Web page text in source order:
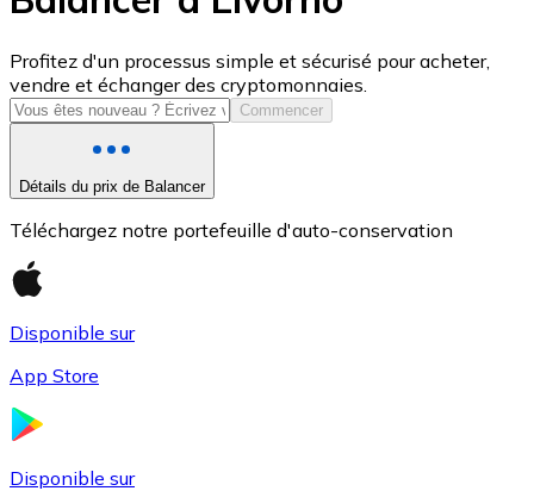
USD Coin
USDC
Profitez d'un processus simple et sécurisé pour acheter,
vendre et échanger des cryptomonnaies.
Commencer
Détails du prix de Balancer
Téléchargez notre portefeuille d'auto-conservation
Disponible sur
App Store
Disponible sur